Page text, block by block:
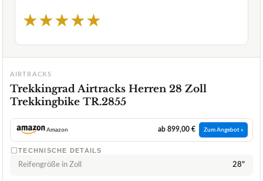
★★★★★
AIRTRACKS
Trekkingrad Airtracks Herren 28 Zoll
Trekkingbike TR.2855
Amazon ab 899,00 € Zum Angebot »
TECHNISCHE DETAILS
Reifengröße in Zoll 28"